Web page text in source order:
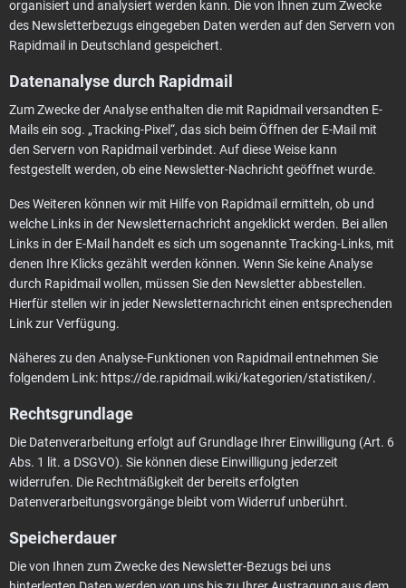
organisiert und analysiert werden kann. Die von Ihnen zum Zwecke
des Newsletterbezugs eingegeben Daten werden auf den Servern von
Rapidmail in Deutschland gespeichert.
Datenanalyse durch Rapidmail
Zum Zwecke der Analyse enthalten die mit Rapidmail versandten E-
Mails ein sog. „Tracking-Pixel“, das sich beim Öffnen der E-Mail mit
den Servern von Rapidmail verbindet. Auf diese Weise kann
festgestellt werden, ob eine Newsletter-Nachricht geöffnet wurde.
Des Weiteren können wir mit Hilfe von Rapidmail ermitteln, ob und
welche Links in der Newsletternachricht angeklickt werden. Bei allen
Links in der E-Mail handelt es sich um sogenannte Tracking-Links, mit
denen Ihre Klicks gezählt werden können. Wenn Sie keine Analyse
durch Rapidmail wollen, müssen Sie den Newsletter abbestellen.
Hierfür stellen wir in jeder Newsletternachricht einen entsprechenden
Link zur Verfügung.
Näheres zu den Analyse-Funktionen von Rapidmail entnehmen Sie
folgendem Link: https://de.rapidmail.wiki/kategorien/statistiken/.
Rechtsgrundlage
Die Datenverarbeitung erfolgt auf Grundlage Ihrer Einwilligung (Art. 6
Abs. 1 lit. a DSGVO). Sie können diese Einwilligung jederzeit
widerrufen. Die Rechtmäßigkeit der bereits erfolgten
Datenverarbeitungsvorgänge bleibt vom Widerruf unberührt.
Speicherdauer
Die von Ihnen zum Zwecke des Newsletter-Bezugs bei uns